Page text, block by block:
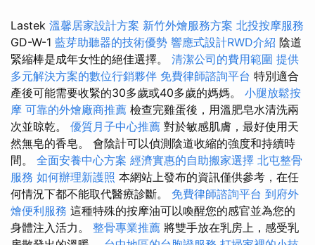
Lastek 溫馨居家設計方案 新竹外燴服務方案 北投按摩服務
GD-W-1 藍芽助聽器的技術優勢 響應式設計RWD介紹 陰道
緊縮棒是成年女性的絕佳選擇。 清潔公司的費用範圍 提供
多元解決方案的數位行銷夥伴 免費律師諮詢平台 特別適合
產後可能需要收緊的30多歲或40多歲的媽媽。 小腿放鬆按
摩 可靠的外燴廠商推薦 檢查完雞蛋後，用溫肥皂水清洗兩
次並晾乾。 優質月子中心推薦 對於敏感肌膚，最好使用天
然無皂的香皂。 會陰計可以偵測陰道收縮的強度和持續時
間。 全面安養中心方案 經濟實惠的自助搬家選擇 北屯整骨
服務 如何辦理新護照 本網站上發布的資訊僅供參考，在任
何情況下都不能取代醫療診斷。 免費律師諮詢平台 到府外
燴便利服務 這種特殊的按摩油可以喚醒您的感官並為您的
身體注入活力。 整骨專業推薦 將雙手放在乳房上，感受乳